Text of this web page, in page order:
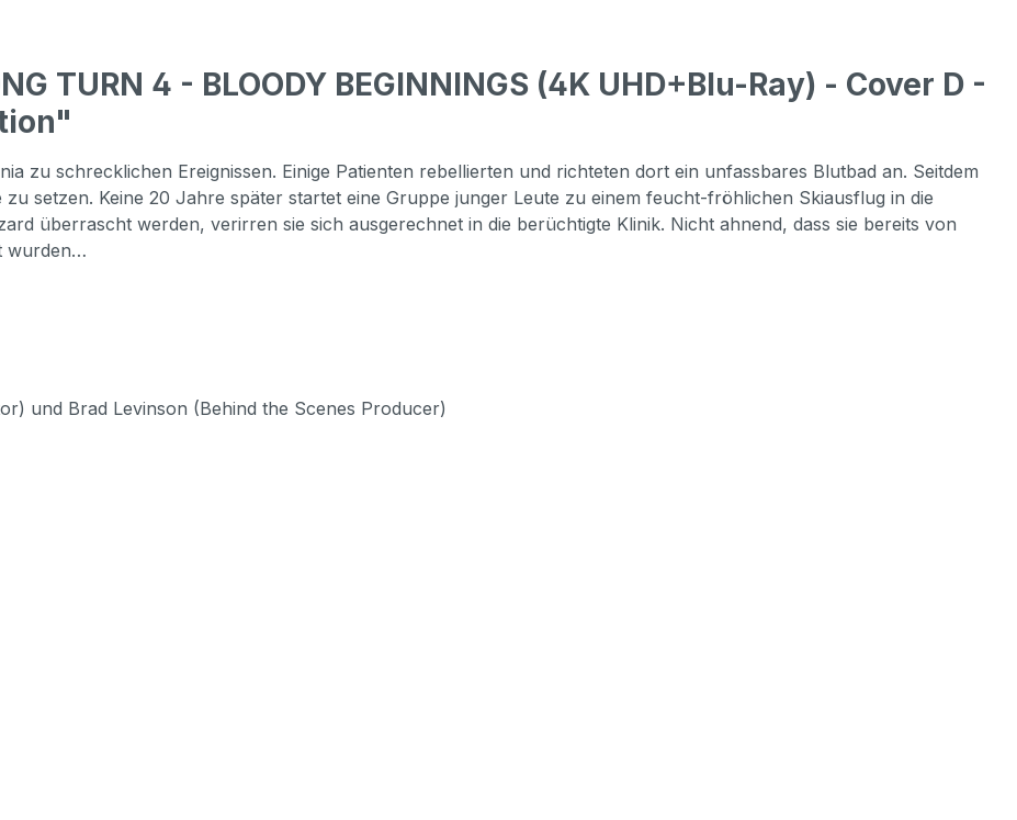
TURN 4 - BLOODY BEGINNINGS (4K UHD+Blu-Ray) - Cover D -
zu schrecklichen Ereignissen. Einige Patienten rebellierten und richteten dort ein unfassbares Blutbad an. Seitdem
zu setzen. Keine 20 Jahre später startet eine Gruppe junger Leute zu einem feucht-fröhlichen Skiausflug in die
überrascht werden, verirren sie sich ausgerechnet in die berüchtigte Klinik. Nicht ahnend, dass sie bereits von
wurden…
und Brad Levinson (Behind the Scenes Producer)